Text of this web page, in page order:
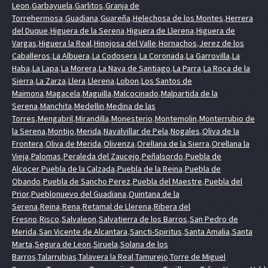
Leon,Garbayuela,Garlitos,Granja de
Torrehermosa,Guadiana,Guareña,Helechosa de los Montes,Herrera
del Duque,Higuera de la Serena,Higuera de Llerena,Higuera de
Vargas,Higuera la Real,Hinojosa del Valle,Hornachos,Jerez de los
Caballeros,La Albuera,La Codosera,La Coronada,La Garrovilla,La
Haba,La Lapa,La Morera,La Nava de Santiago,La Parra,La Roca de la
Sierra,La Zarza,Llera,Llerena,Lobon,Los Santos de
Maimona,Magacela,Maguilla,Malcocinado,Malpartida de la
Serena,Manchita,Medellin,Medina de las
Torres,Mengabril,Mirandilla,Monesterio,Montemolin,Monterrubio de
la Serena,Montijo,Merida,Navalvillar de Pela,Nogales,Oliva de la
Frontera,Oliva de Merida,Olivenza,Orellana de la Sierra,Orellana la
Vieja,Palomas,Peraleda del Zaucejo,Peñalsordo,Puebla de
Alcocer,Puebla de la Calzada,Puebla de la Reina,Puebla de
Obando,Puebla de Sancho Perez,Puebla del Maestre,Puebla del
Prior,Pueblonuevo del Guadiana,Quintana de la
Serena,Reina,Rena,Retamal de Llerena,Ribera del
Fresno,Risco,Salvaleon,Salvatierra de los Barros,San Pedro de
Merida,San Vicente de Alcantara,Sancti-Spiritus,Santa Amalia,Santa
Marta,Segura de Leon,Siruela,Solana de los
Barros,Talarrubias,Talavera la Real,Tamurejo,Torre de Miguel